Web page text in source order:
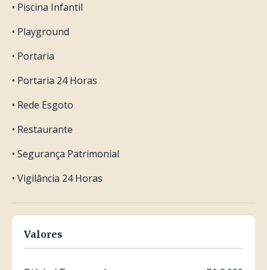
• Piscina Infantil
• Playground
• Portaria
• Portaria 24 Horas
• Rede Esgoto
• Restaurante
• Segurança Patrimonial
• Vigilância 24 Horas
Valores